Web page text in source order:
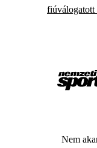
Nem